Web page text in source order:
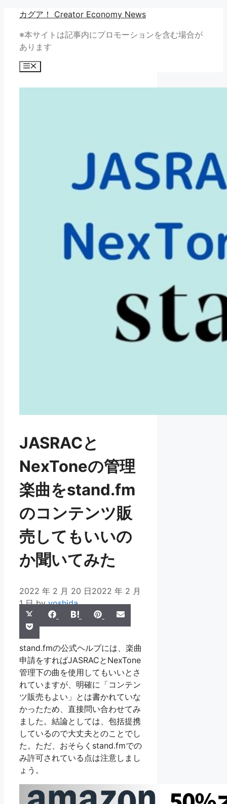
カグア！ Creator Economy News
※本サイトは記事内にプロモーションを含む場合が
あります
メ
JASRACと
NexToneの管理
楽曲をstand.fm
のコンテンツ販
売してもいいの
か聞いてみた
2022 年 2 月 20 日2022 年 2 月
1 日 byyoshida
Share
on
(Twitter)
Share
on
Facebook
Share
on
Hatena Share
on
PinterestShare
on
Share
on
Pocket
stand.fmの公式ヘルプには、楽曲
申請をすればJASRACとNexTone
管理下の曲を使用してもいいとさ
れていますが、明確に「コンテン
ツ販売もよい」とは書かれていな
かったため、直接問い合わせてみ
ました。結論としては、包括提携
しているので大丈夫とのことでし
た。ただ、おそらくstand.fmでの
み許可されている点は注意しまし
ょう。